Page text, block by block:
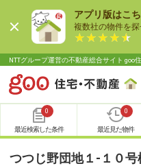
アプリ版はこ
複数社の物件を探
NTTグループ運営の不動産総合サイト goo
0
最近検索した条件
0
最近見た物件
つつじ野団地１-１０号